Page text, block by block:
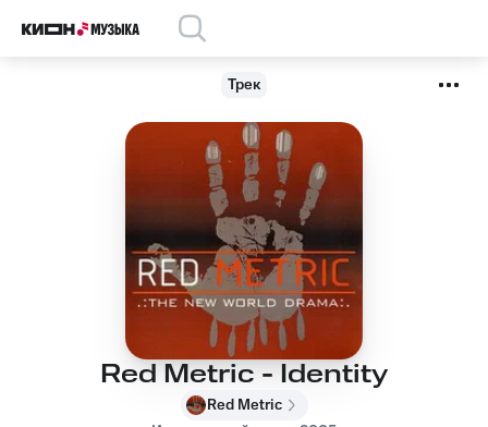
Трек
Red Metric - Identity
Red Metric